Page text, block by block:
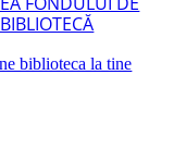
biblioteca la tine